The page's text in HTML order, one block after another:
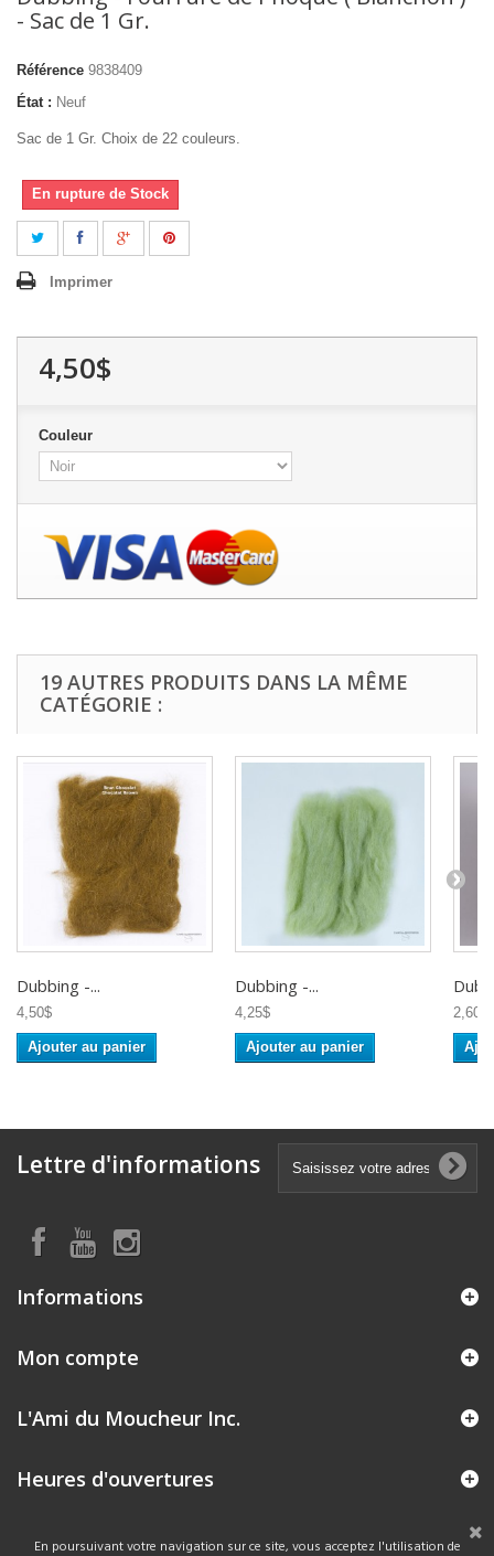
- Sac de 1 Gr.
Référence 9838409
État : Neuf
Sac de 1 Gr. Choix de 22 couleurs.
En rupture de Stock
Imprimer
4,50$
Couleur
19 AUTRES PRODUITS DANS LA MÊME
CATÉGORIE :
Dubbing -...
4,50$
Ajouter au panier
Dubbing -...
4,25$
Ajouter au panier
2,60$
Lettre d'informations
Informations
Mon compte
L'Ami du Moucheur Inc.
Heures d'ouvertures
En poursuivant votre navigation sur ce site, vous acceptez l'utilisation de